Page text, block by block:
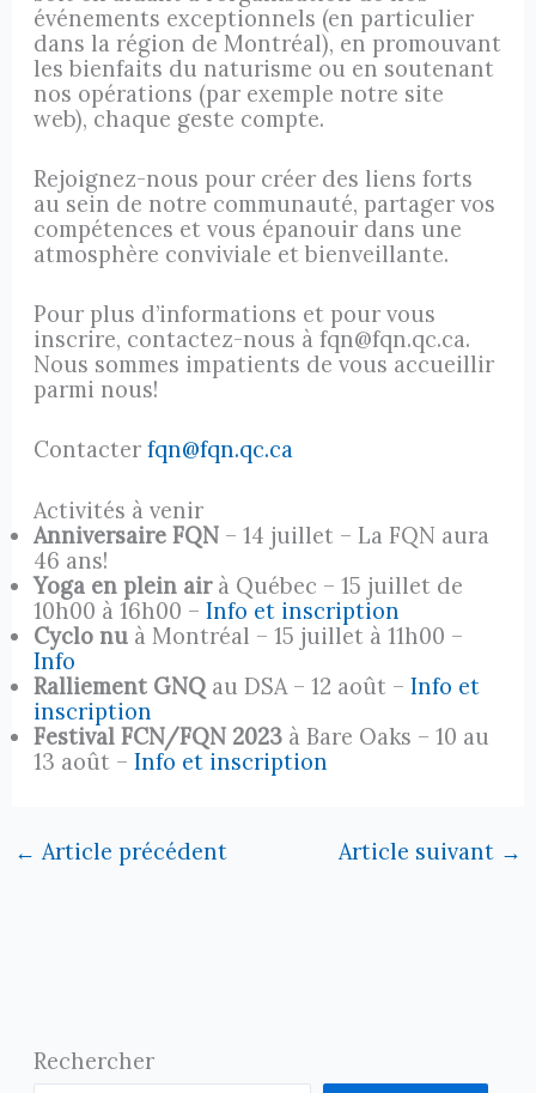
événements exceptionnels (en particulier
dans la région de Montréal), en promouvant
les bienfaits du naturisme ou en soutenant
nos opérations (par exemple notre site
web), chaque geste compte.
Rejoignez-nous pour créer des liens forts
au sein de notre communauté, partager vos
compétences et vous épanouir dans une
atmosphère conviviale et bienveillante.
Pour plus d’informations et pour vous
inscrire, contactez-nous à fqn@fqn.qc.ca.
Nous sommes impatients de vous accueillir
parmi nous!
Contacterfqn@fqn.qc.ca
Activités à venir
Anniversaire FQN – 14 juillet – La FQN aura
46 ans!
Yoga en plein air à Québec – 15 juillet de
10h00 à 16h00 –Info et inscription
Cyclo nu à Montréal – 15 juillet à 11h00 –
Info
Ralliement GNQ au DSA – 12 août –Info et
inscription
Festival FCN/FQN 2023 à Bare Oaks – 10 au
13 août –Info et inscription
← Article précédent Article suivant →
Rechercher